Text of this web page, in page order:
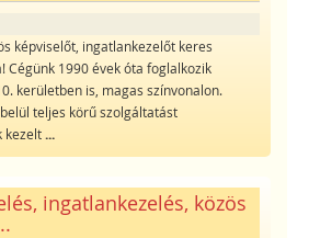
képviselőt, ingatlankezelőt keres
Cégünk 1990 évek óta foglalkozik
kerületben is, magas színvonalon.
teljes körű szolgáltatást
kezelt...
ingatlankezelés, közös